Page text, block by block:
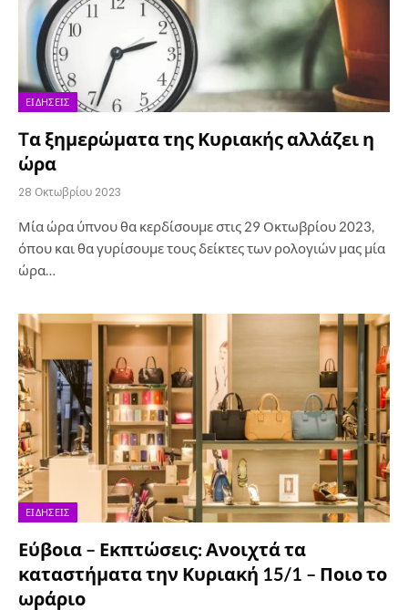
ΕΙΔΉΣΕΙΣ
Tα ξημερώματα της Κυριακής αλλάζει η
ώρα
28 Οκτωβρίου 2023
Μία ώρα ύπνου θα κερδίσουμε στις 29 Οκτωβρίου 2023,
όπου και θα γυρίσουμε τους δείκτες των ρολογιών μας μία
ώρα…
ΕΙΔΉΣΕΙΣ
Εύβοια – Εκπτώσεις: Ανοιχτά τα
καταστήματα την Κυριακή 15/1 – Ποιο το
ωράριο